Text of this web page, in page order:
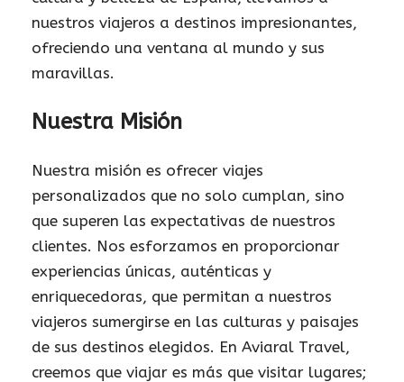
nuestros viajeros a destinos impresionantes,
ofreciendo una ventana al mundo y sus
maravillas.
Nuestra Misión
Nuestra misión es ofrecer viajes
personalizados que no solo cumplan, sino
que superen las expectativas de nuestros
clientes. Nos esforzamos en proporcionar
experiencias únicas, auténticas y
enriquecedoras, que permitan a nuestros
viajeros sumergirse en las culturas y paisajes
de sus destinos elegidos. En Aviaral Travel,
creemos que viajar es más que visitar lugares;